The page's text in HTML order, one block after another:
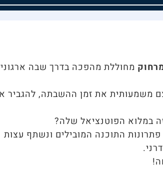
מחוללת מהפכה בדרך שבה
משמעותית את זמן ההשבתה, להגביר
במלוא הפוטנציאל שלה?
התוכנה המובילים ונשתף עצות